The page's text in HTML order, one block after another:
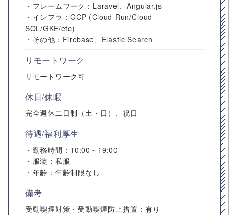
・フレームワーク：Laravel、Angular.js
・インフラ：GCP (Cloud Run/Cloud
SQL/GKE/etc)
・その他：Firebase、Elastic Search
リモートワーク
リモートワーク可
休日/休暇
完全週休二日制（土・日）、祝日
待遇/福利厚生
・勤務時間：10:00～19:00
・服装：私服
・年齢：年齢制限なし
備考
受動喫煙対策・受動喫煙防止措置：有り